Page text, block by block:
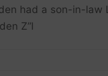
had a son-in-law
Z”l